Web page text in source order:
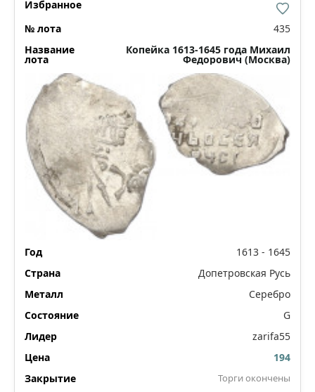
435
Копейка 1613-1645 года Михаил
Федорович (Москва)
1613 - 1645
Допетровская Русь
Серебро
G
zarifa55
194
Торги окончены